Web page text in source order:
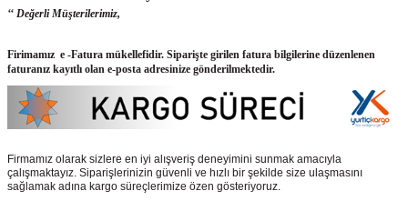
‘‘ Değerli Müşterilerimiz,
Firimamız e -Fatura mükellefidir. Siparişte girilen fatura bilgilerine düzenlenen
faturanız kayıtlı olan e-posta adresinize gönderilmektedir.
Firmamız olarak sizlere en iyi alışveriş deneyimini sunmak amacıyla
çalışmaktayız. Siparişlerinizin güvenli ve hızlı bir şekilde size ulaşmasını
sağlamak adına kargo süreçlerimize özen gösteriyoruz.